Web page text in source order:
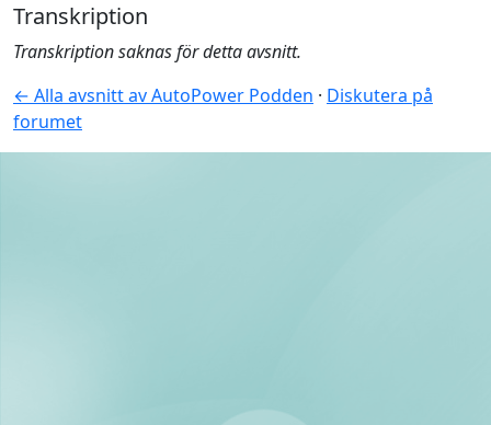
Transkription
Transkription saknas för detta avsnitt.
← Alla avsnitt av AutoPower Podden · Diskutera på
forumet